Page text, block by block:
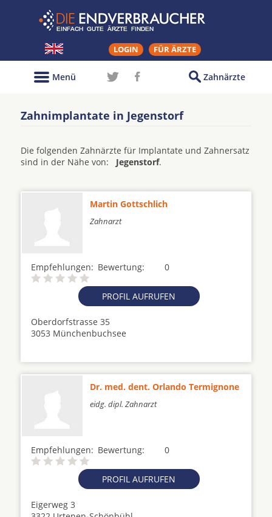
LOGIN FÜR ÄRZTE
Zahnärzte
Menü
Zahnimplantate in Jegenstorf
Die folgenden Zahnärzte für Implantate und Zahnersatz
sind in der Nähe von: Jegenstorf.
Martin Gottschlich
Zahnarzt
Empfehlungen: 0
Bewertung:
PROFIL AUFRUFEN
Oberdorfstrasse 35
3053 Münchenbuchsee
Dr. med. dent. Orlando Termignone
eidg. dipl. Zahnarzt
Empfehlungen: 0
Bewertung:
PROFIL AUFRUFEN
Eigerweg 3